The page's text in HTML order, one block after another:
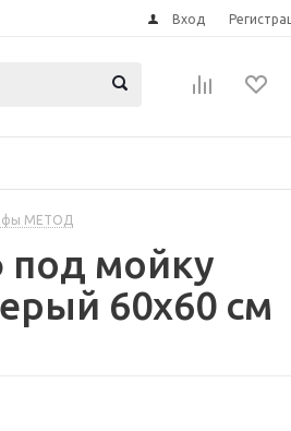
Вход
МЕТОД
под мойку
60x60 см